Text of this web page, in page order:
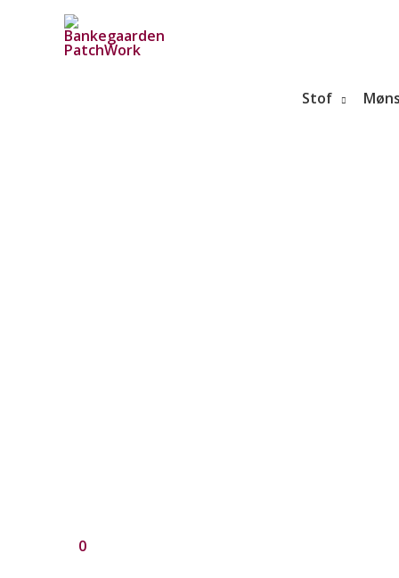
indholdet
Stof
0